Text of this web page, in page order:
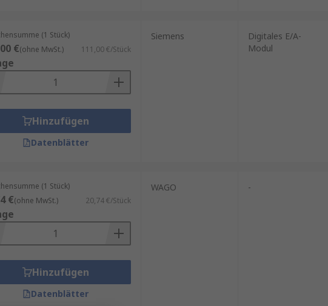
(1 Stück)
€(ohne MwSt.) 111,00 €/Stück
Hinzufügen
Datenblätter
Siemens
Digitales E/A-
Modul
(1 Stück)
€(ohne MwSt.) 20,74 €/Stück
Hinzufügen
Datenblätter
WAGO -